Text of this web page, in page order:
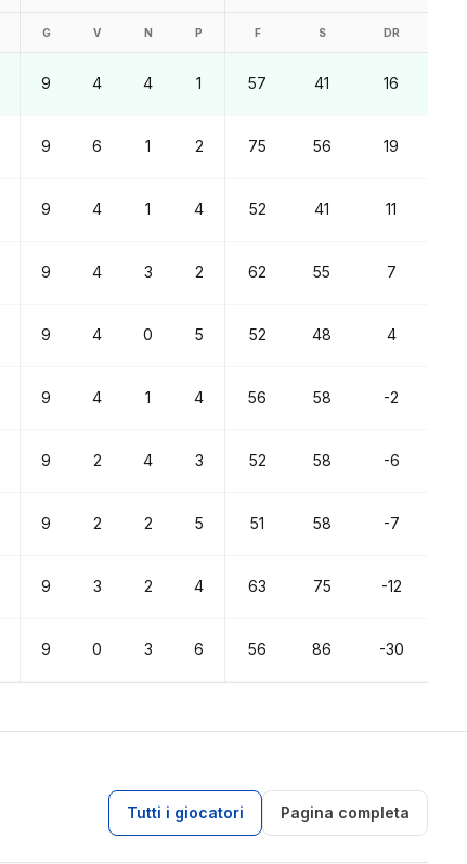
G V N P F S DR
9 4 4 1 57 41 16
9 6 1 2 75 56 19
9 4 1 4 52 41 11
9 4 3 2 62 55 7
9 4 0 5 52 48 4
9 4 1 4 56 58 -2
9 2 4 3 52 58 -6
9 2 2 5 51 58 -7
9 3 2 4 63 75 -12
9 0 3 6 56 86 -30
Tutti i giocatori Pagina completa